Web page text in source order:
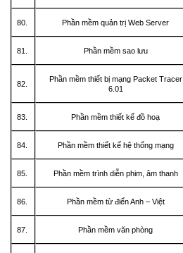
80. Phần mềm quản trị Web Server
81. Phần mềm sao lưu
82.
Phần mềm thiết bị mạng Packet Tracer
6.01
83. Phần mềm thiết kế đồ hoạ
84. Phần mềm thiết kế hệ thống mạng
85. Phần mềm trình diễn phim, âm thanh
86. Phần mềm từ điển Anh – Việt
87. Phần mềm văn phòng